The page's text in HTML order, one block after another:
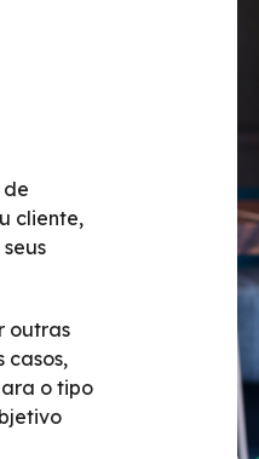
cliente,
outras
casos,
o tipo